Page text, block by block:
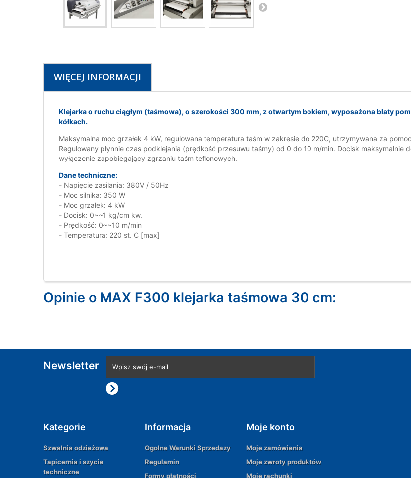
WIĘCEJ INFORMACJI
Klejarka o ruchu ciągłym (taśmowa), o szerokości 300 mm, z otwartym bokiem, wyposażona blaty
kółkach.
Maksymalna moc grzałek 4 kW, regulowana temperatura taśm w zakresie do 220C, utrzymywana za
Regulowany płynnie czas podklejania (prędkość przesuwu taśmy) od 0 do 10 m/min. Docisk maksymalnie
wyłączenie zapobiegający zgrzaniu taśm teflonowych.
Dane techniczne:
- Napięcie zasilania: 380V / 50Hz
- Moc silnika: 350 W
- Moc grzałek: 4 kW
- Docisk: 0~~1 kg/cm kw.
- Prędkość: 0~~10 m/min
- Temperatura: 220 st. C [max]
Opinie o MAX F300 klejarka taśmowa 30 cm:
Newsletter
Kategorie
Szwalnia odzieżowa
Tapicernia i szycie
techniczne
Informacja
Ogolne Warunki Sprzedazy
Regulamin
Formy płatności
Moje konto
Moje zamówienia
Moje zwroty produktów
Moje rachunki